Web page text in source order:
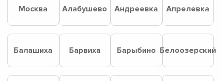
Москва Алабушево Андреевка Апрелевка
Балашиха Барвиха Барыбино Белоозерский